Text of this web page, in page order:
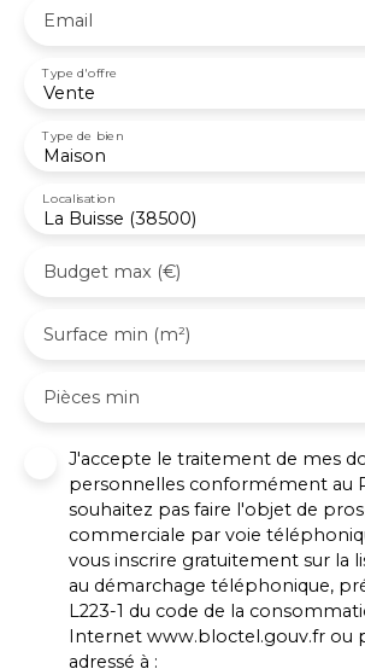
piscinable, avec vue sur la Sure.
Coublevie, des transports, du
commerces. Contact PROXIMMO :
Email
Vente
Type d'offre
Maison
Type de bien
La Buisse (38500)
Localisation
Budget max (€)
Surface min (m²)
Pièces min
J'accepte le traitement de mes
personnelles conformément au
souhaitez pas faire l'objet de
commerciale par voie
vous inscrire gratuitement sur la
au démarchage téléphonique,
L223-1 du code de la
Internet www.bloctel.gouv.fr ou
adressé à :